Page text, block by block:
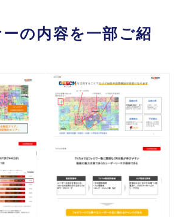
の内容を一部ご紹